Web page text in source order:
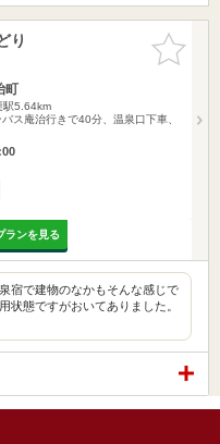
お気に入
りに追加
り
町
駅5.64km
ス庵治行きで40分、温泉口下車、
ランを見る
宿で建物のなかもそんな感じで
状態ですがおいてありました。